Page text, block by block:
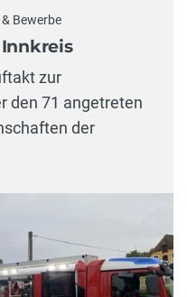
Bewerbe
zur
den 71 angetreten
der